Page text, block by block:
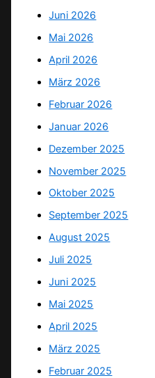
Juni 2026
Mai 2026
April 2026
März 2026
Februar 2026
Januar 2026
Dezember 2025
November 2025
Oktober 2025
September 2025
August 2025
Juli 2025
Juni 2025
Mai 2025
April 2025
März 2025
Februar 2025